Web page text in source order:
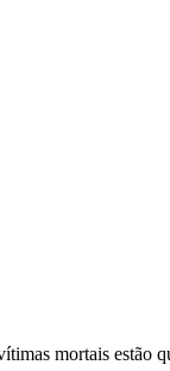
mortais estão